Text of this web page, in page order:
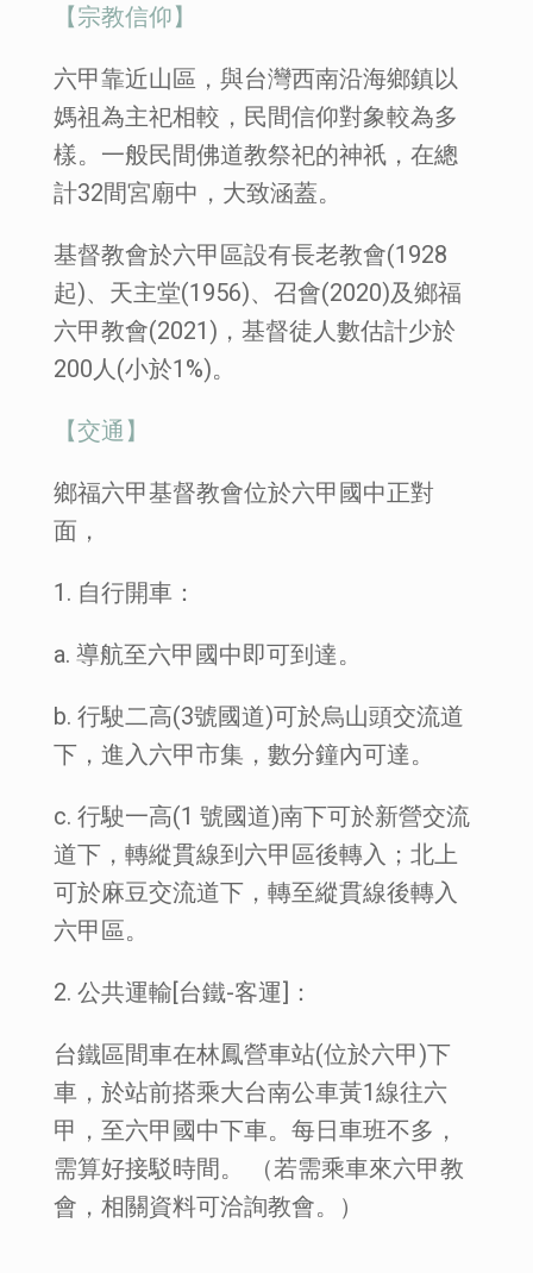
【宗教信仰】
六甲靠近山區，與台灣西南沿海鄉鎮以
媽祖為主祀相較，民間信仰對象較為多
樣。一般民間佛道教祭祀的神祇，在總
計32間宮廟中，大致涵蓋。
基督教會於六甲區設有長老教會(1928
起)、天主堂(1956)、召會(2020)及鄉福
六甲教會(2021)，基督徒人數估計少於
200人(小於1%)。
【交通】
鄉福六甲基督教會位於六甲國中正對
面，
1. 自行開車：
a. 導航至六甲國中即可到達。
b. 行駛二高(3號國道)可於烏山頭交流道
下，進入六甲市集，數分鐘內可達。
c. 行駛一高(1 號國道)南下可於新營交流
道下，轉縱貫線到六甲區後轉入；北上
可於麻豆交流道下，轉至縱貫線後轉入
六甲區。
2. 公共運輸[台鐵-客運]：
台鐵區間車在林鳳營車站(位於六甲)下
車，於站前搭乘大台南公車黃1線往六
甲，至六甲國中下車。每日車班不多，
需算好接駁時間。 （若需乘車來六甲教
會，相關資料可洽詢教會。）